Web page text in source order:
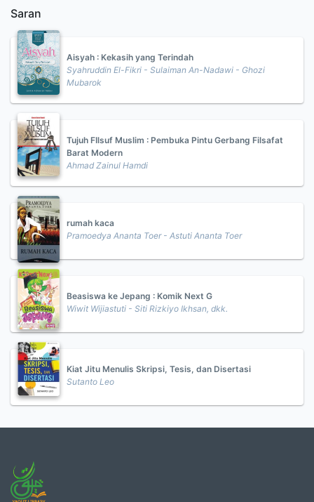
Saran
Aisyah : Kekasih yang Terindah
Syahruddin El-Fikri - Sulaiman An-Nadawi - Ghozi
Mubarok
Tujuh FIlsuf Muslim : Pembuka Pintu Gerbang Filsafat
Barat Modern
Ahmad Zainul Hamdi
rumah kaca
Pramoedya Ananta Toer - Astuti Ananta Toer
Beasiswa ke Jepang : Komik Next G
Wiwit Wijiastuti - Siti Rizkiyo Ikhsan, dkk.
Kiat Jitu Menulis Skripsi, Tesis, dan Disertasi
Sutanto Leo